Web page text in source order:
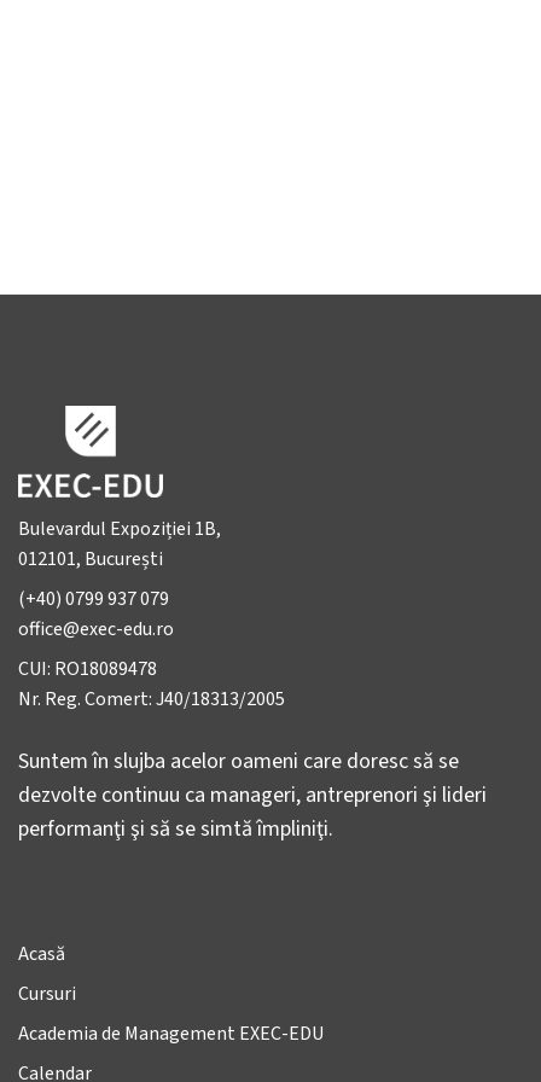
Bulevardul Expoziției 1B,
012101, București
(+40) 0799 937 079
office@exec-edu.ro
CUI: RO18089478
Nr. Reg. Comert: J40/18313/2005
Suntem în slujba acelor oameni care doresc să se
dezvolte continuu ca manageri, antreprenori şi lideri
performanţi şi să se simtă împliniţi.
Acasă
Cursuri
Academia de Management EXEC-EDU
Calendar